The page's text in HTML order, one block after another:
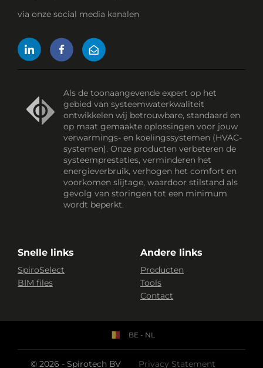
via onze social media kanalen
Als de toonaangevende expert op het
gebied van systeemwaterkwaliteit
ontwikkelen wij betrouwbare, standaard en
op maat gemaakte oplossingen voor jouw
verwarmings- en koelingssystemen (HVAC-
systemen). Onze producten verbeteren de
systeemprestaties, verminderen het
energieverbruik, verhogen het comfort en
voorkomen slijtage, waardoor stilstand als
gevolg van storingen tot een minimum
wordt beperkt.
Snelle links
SpiroSelect
BIM files
Andere links
Producten
Tools
Contact
© 2026 - Spirotech BV
Privacy Statement
BE - NL